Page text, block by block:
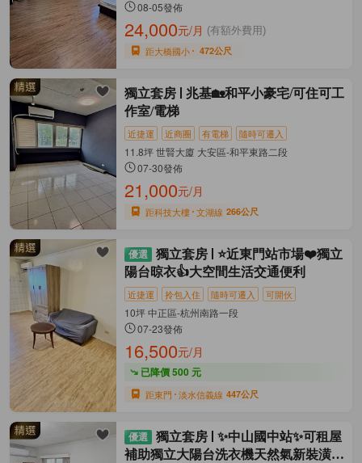
08-05發佈
24,000元/月 (有額外費用)
距大橋國小 472公尺
獨立套房
兆基🏡和平小豪宅/可住可工
作室/電梯
近捷運 近商圈 有電梯 隨時可遷入
11.8坪 世賢大廈 大安區-和平東路二段
07-30發佈
21,000元/月
距科技大樓 文湖線 266公尺
獨立套房
⭐近東門站市場❤️獨立
陽台晾衣👍大空間生活交通便利
近捷運 拎包入住 隨時可遷入 可開伙
10坪 中正區-杭州南路一段
07-23發佈
16,500元/月
已降價 500 元
距東門 淡水信義線 447公尺
獨立套房
✨中山國中站✨可租屋
補助獨立大陽台洗衣機天然氣新裝潢家